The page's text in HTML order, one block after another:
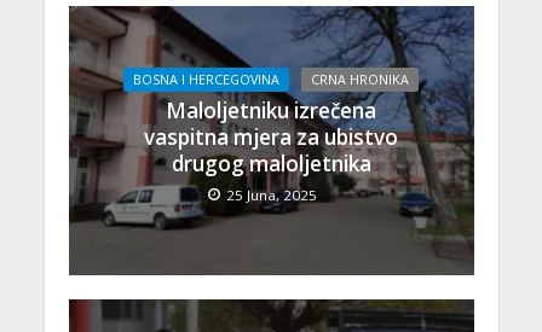
BOSNA I HERCEGOVINA CRNA HRONIKA
Maloljetniku izrečena
vaspitna mjera za ubistvo
drugog maloljetnika
25 Juna, 2025